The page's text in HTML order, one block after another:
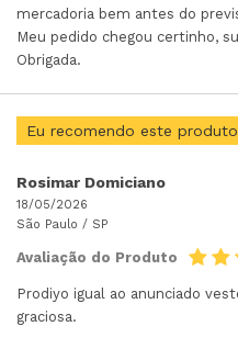
mercadoria bem antes do
Meu pedido chegou certinho,
Obrigada.
Eu recomendo este produto
Rosimar Domiciano
18/05/2026
São Paulo / SP
Avaliação do Produto
Prodiyo igual ao anunciado
graciosa.